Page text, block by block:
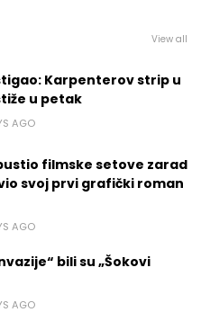
View all
Karpenterov strip u
u petak
AGO
filmske setove zarad
svoj prvi grafički roman
AGO
bili su „Šokovi
AGO